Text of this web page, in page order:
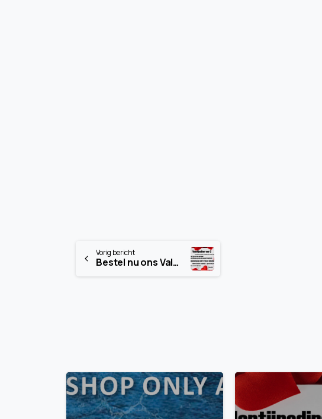
Continue
Vorig bericht
Bestel nu ons Valentijnsdiner voor 2 (actie is afgelopen)
7